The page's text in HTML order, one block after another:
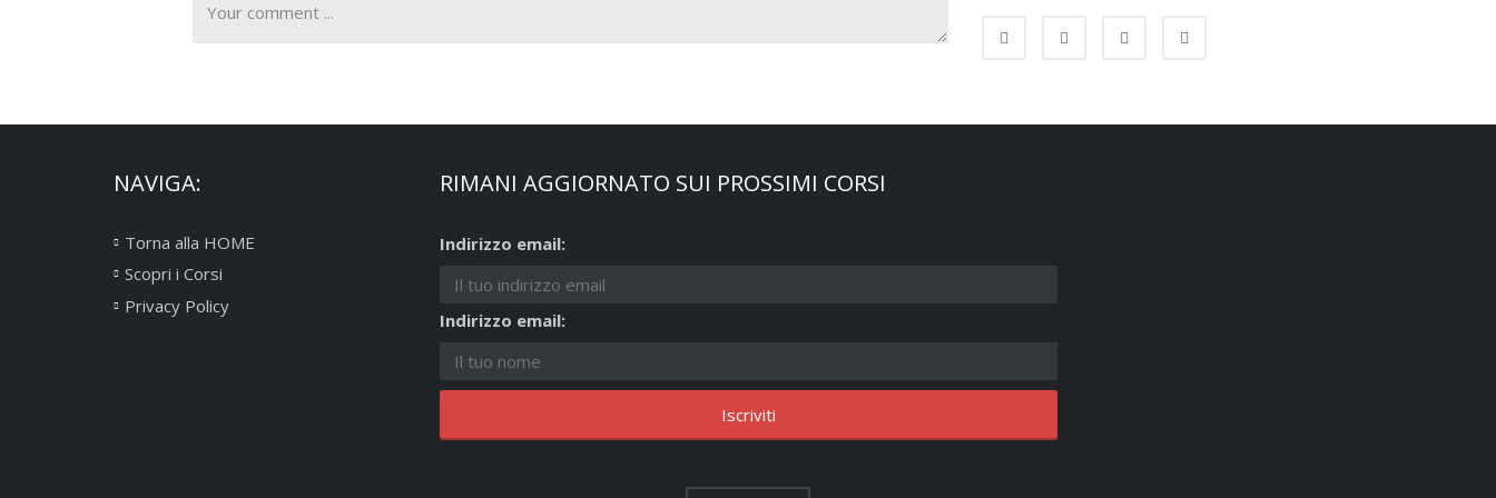
NAVIGA:
Torna alla HOME
Scopri i Corsi
Privacy Policy
RIMANI AGGIORNATO SUI PROSSIMI CORSI
Indirizzo email:
Indirizzo email: